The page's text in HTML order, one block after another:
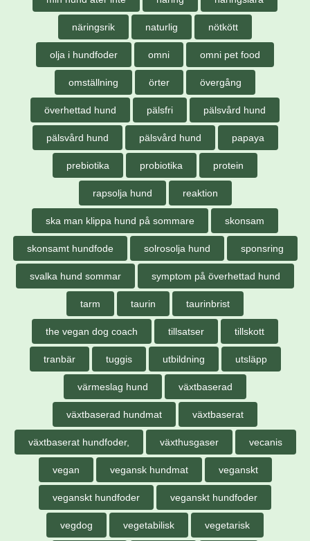
näringsrik naturlig nötkött
olja i hundfoder omni omni pet food
omställning örter övergång
överhettad hund pälsfri pälsvård hund
pälsvård hund pälsvård hund papaya
prebiotika probiotika protein
rapsolja hund reaktion
ska man klippa hund på sommare skonsam
skonsamt hundfode solrosolja hund sponsring
svalka hund sommar symptom på överhettad hund
tarm taurin taurinbrist
the vegan dog coach tillsatser tillskott
tranbär tuggis utbildning utsläpp
värmeslag hund växtbaserad
växtbaserad hundmat växtbaserat
växtbaserat hundfoder, växthusgaser vecanis
vegan vegansk hundmat veganskt
veganskt hundfoder veganskt hundfoder
vegdog vegetabilisk vegetarisk